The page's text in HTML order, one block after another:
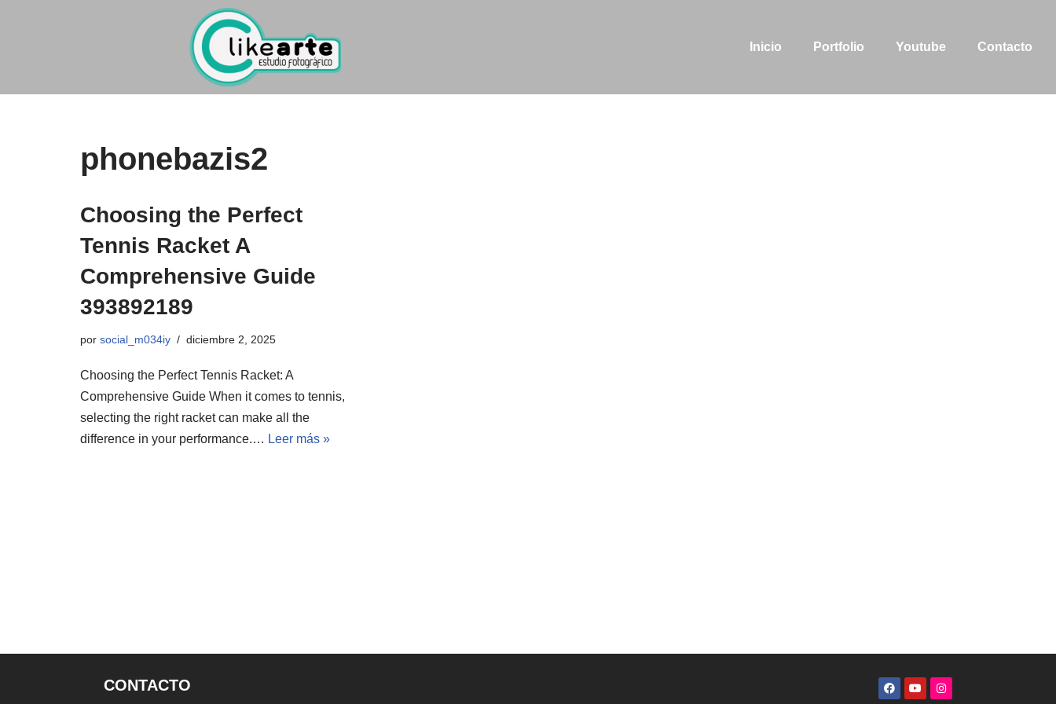
Inicio Portfolio Youtube Contacto
phonebazis2
Choosing the Perfect
Tennis Racket A
Comprehensive Guide
393892189
por social_m034iy diciembre 2, 2025
Choosing the Perfect Tennis Racket: A
Comprehensive Guide When it comes to tennis,
selecting the right racket can make all the
difference in your performance.… Leer más »
CONTACTO